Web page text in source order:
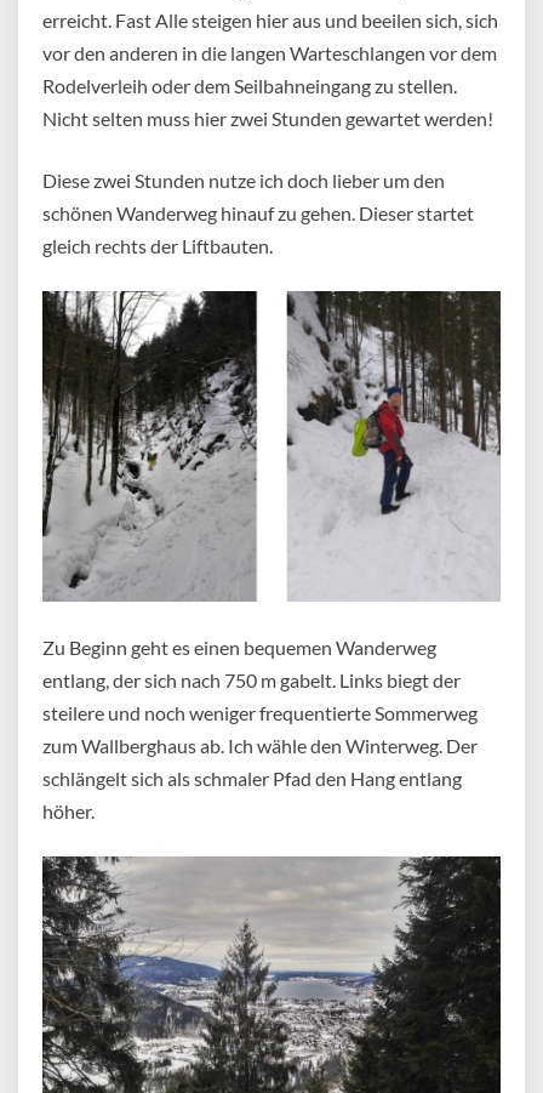
erreicht. Fast Alle steigen hier aus und beeilen sich, sich
vor den anderen in die langen Warteschlangen vor dem
Rodelverleih oder dem Seilbahneingang zu stellen.
Nicht selten muss hier zwei Stunden gewartet werden!
Diese zwei Stunden nutze ich doch lieber um den
schönen Wanderweg hinauf zu gehen. Dieser startet
gleich rechts der Liftbauten.
Zu Beginn geht es einen bequemen Wanderweg
entlang, der sich nach 750 m gabelt. Links biegt der
steilere und noch weniger frequentierte Sommerweg
zum Wallberghaus ab. Ich wähle den Winterweg. Der
schlängelt sich als schmaler Pfad den Hang entlang
höher.